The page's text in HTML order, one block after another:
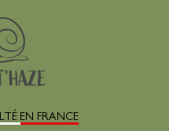
EN FRANCE